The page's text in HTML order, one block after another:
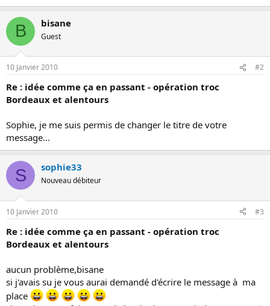
B bisane
Guest
10 Janvier 2010 #2
Re : idée comme ça en passant - opération troc
Bordeaux et alentours
Sophie, je me suis permis de changer le titre de votre
message...
S sophie33
Nouveau débiteur
10 Janvier 2010 #3
Re : idée comme ça en passant - opération troc
Bordeaux et alentours
aucun problème,bisane
si j'avais su je vous aurai demandé d'écrire le message à ma
place